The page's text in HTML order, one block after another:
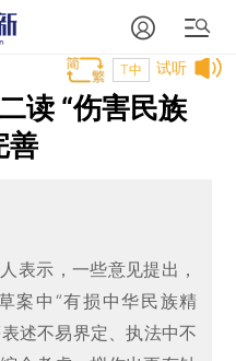
试听
T中
读 “伤害民族
善
表示，一些意见提出，
案中“有损中华民族精
述不易界定、执法中不